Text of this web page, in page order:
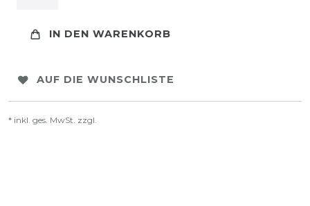
IN DEN WARENKORB
AUF DIE WUNSCHLISTE
* inkl. ges. MwSt. zzgl.